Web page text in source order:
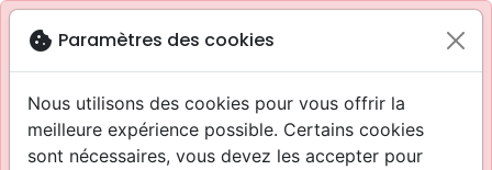
blockSite réservé aux professionnels
Accès pour les professionnels : Se connecter
Site pour le grand public : La Maison de la Bible
cookie Paramètres des cookies
Nous utilisons des cookies pour vous offrir la
meilleure expérience possible. Certains cookies
sont nécessaires, vous devez les accepter pour